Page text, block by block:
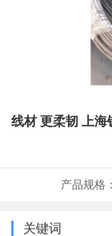
线材 更柔韧 上
产品规格：
关键词